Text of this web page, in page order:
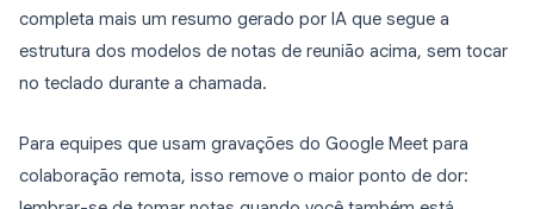
completa mais um resumo gerado por IA que segue a
estrutura dos modelos de notas de reunião acima, sem tocar
no teclado durante a chamada.
Para equipes que usam gravações do Google Meet para
colaboração remota, isso remove o maior ponto de dor: